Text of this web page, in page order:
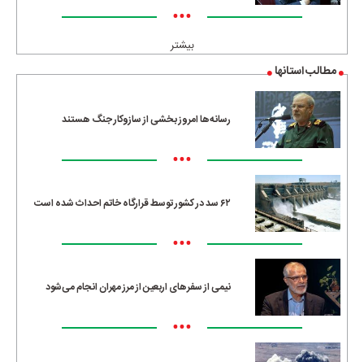
•••
بیشتر
مطالب استانها
رسانه‌ها امروز بخشی از سازوکار جنگ هستند
•••
۶۲ سد در کشور توسط قرارگاه خاتم احداث شده است
•••
نیمی از سفرهای اربعین از مرز مهران انجام می‌شود
•••